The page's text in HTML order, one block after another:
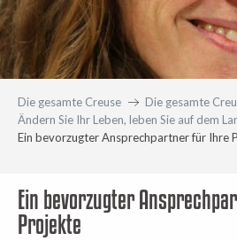
Die gesamte Creuse
Die gesamte
Ändern Sie Ihr Leben, leben Sie auf dem
Ein bevorzugter Ansprechpartner für Ihre
Ein bevorzugter
Projekte